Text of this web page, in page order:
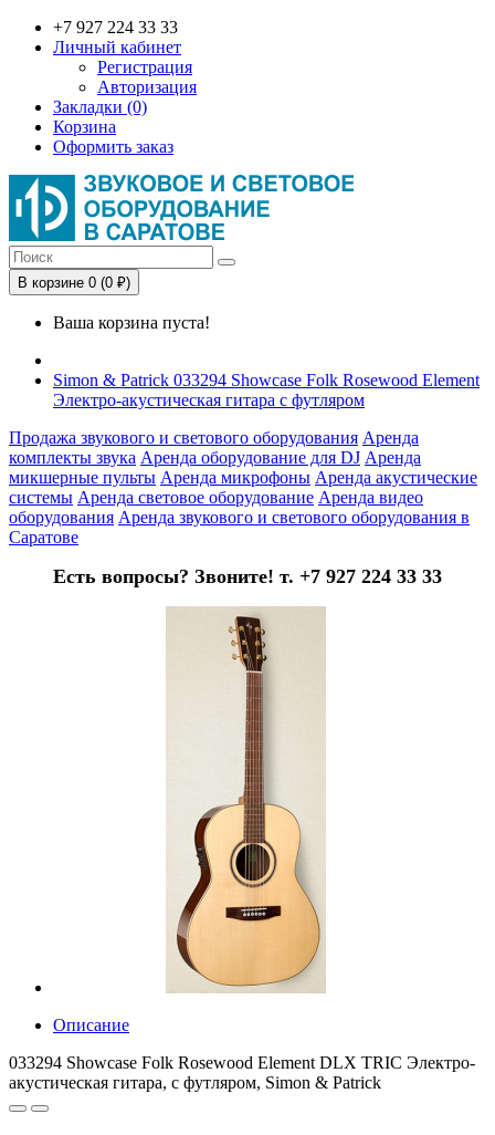
+7 927 224 33 33
Личный кабинет
Регистрация
Авторизация
Закладки (0)
Корзина
Оформить заказ
В корзине 0 (0 ₽)
Ваша корзина пуста!
Simon & Patrick 033294 Showcase Folk Rosewood Element
Электро-акустическая гитара с футляром
Продажа звукового и светового оборудования Аренда
комплекты звука Аренда оборудование для DJ Аренда
микшерные пульты Аренда микрофоны Аренда акустические
системы Аренда световое оборудование Аренда видео
оборудования Аренда звукового и светового оборудования в
Саратове
Есть вопросы? Звоните! т. +7 927 224 33 33
Описание
033294 Showcase Folk Rosewood Element DLX TRIC Электро-
акустическая гитара, с футляром, Simon & Patrick